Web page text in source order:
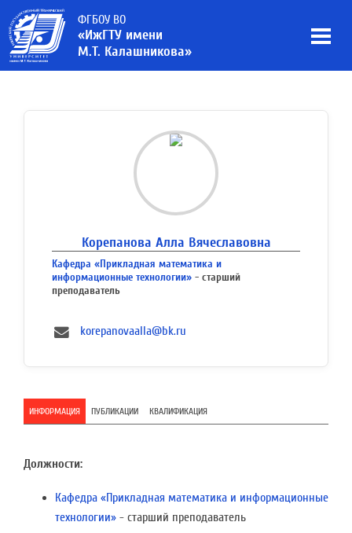
ФГБОУ ВО
«ИжГТУ имени
М.Т. Калашникова»
Корепанова Алла Вячеславовна
Кафедра «Прикладная математика и
информационные технологии» - старший
преподаватель
korepanovaalla@bk.ru
ИНФОРМАЦИЯ ПУБЛИКАЦИИ КВАЛИФИКАЦИЯ
Должности:
Кафедра «Прикладная математика и информационные
технологии» - старший преподаватель